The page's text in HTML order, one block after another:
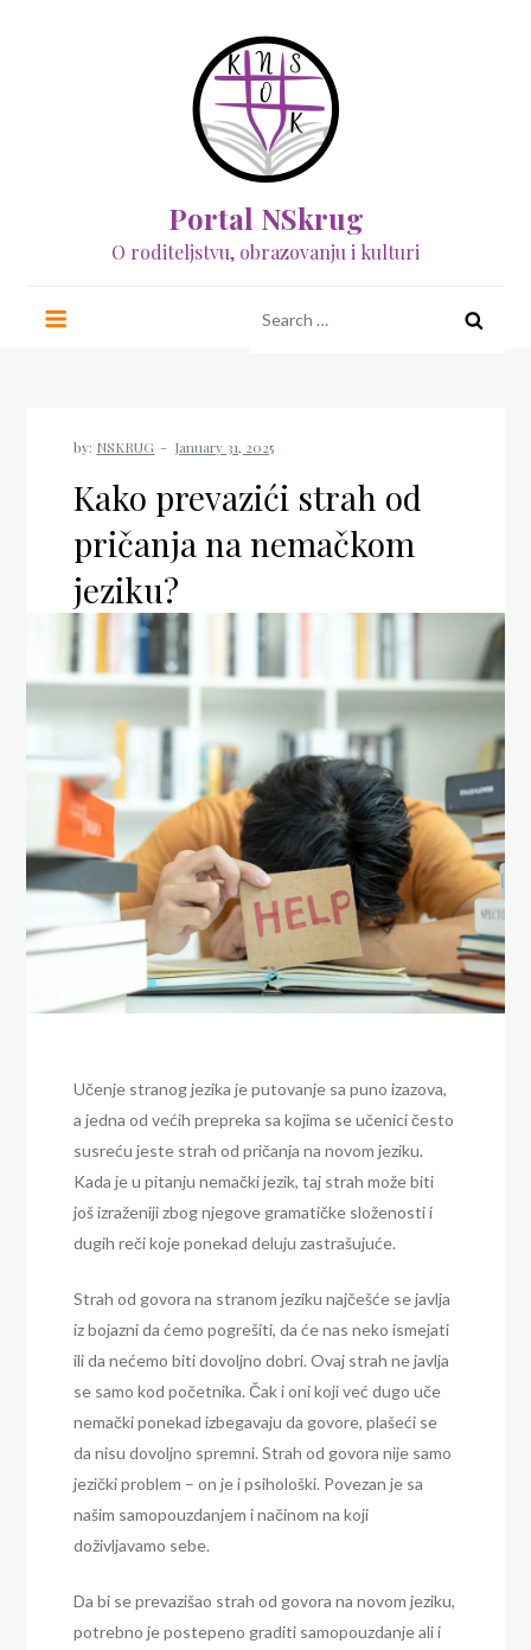
Portal NSkrug
O roditeljstvu, obrazovanju i kulturi
for:
by: NSKRUG
Kako prevazići strah od
pričanja na nemačkom
jeziku?
Učenje stranog jezika je putovanje sa puno izazova,
a jedna od većih prepreka sa kojima se učenici često
susreću jeste strah od pričanja na novom jeziku.
Kada je u pitanju nemački jezik, taj strah može biti
još izraženiji zbog njegove gramatičke složenosti i
dugih reči koje ponekad deluju zastrašujuće.
Strah od govora na stranom jeziku najčešće se javlja
iz bojazni da ćemo pogrešiti, da će nas neko ismejati
ili da nećemo biti dovoljno dobri. Ovaj strah ne javlja
se samo kod početnika. Čak i oni koji već dugo uče
nemački ponekad izbegavaju da govore, plašeći se
da nisu dovoljno spremni. Strah od govora nije samo
jezički problem – on je i psihološki. Povezan je sa
našim samopouzdanjem i načinom na koji
doživljavamo sebe.
Da bi se prevazišao strah od govora na novom jeziku,
potrebno je postepeno graditi samopouzdanje ali i